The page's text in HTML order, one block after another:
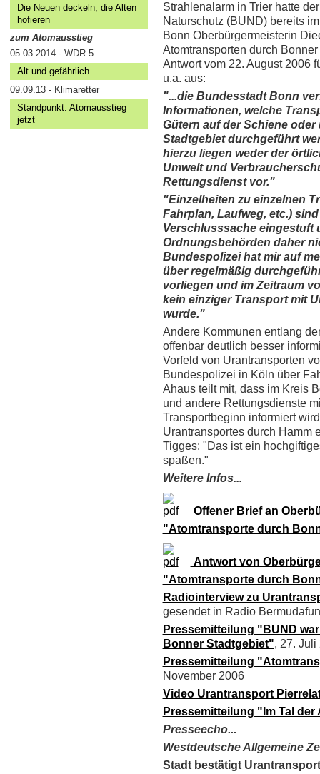
Die Neuen deckeln, die Alten
hofieren
zum Atomausstieg
05.03.2014 - WDR 5
Alt und gefährlich
09.09.13 - Klimaretter
Standpunkt: Atomausstieg
jetzt
Strahlenalarm in Trier hatte
Naturschutz (BUND) bereits
Bonn Oberbürgermeisterin
Atomtransporten durch
Antwort vom 22. August 2006
u.a. aus:
"...die Bundesstadt Bonn
Informationen, welche
Gütern auf der Schiene
Stadtgebiet durchgeführt
hierzu liegen weder der
Umwelt und
Rettungsdienst vor."
"Einzelheiten zu einzelnen
Fahrplan, Laufweg, etc.)
Verschlusssache eingestuft
Ordnungsbehörden daher
Bundespolizei hat mir auf
über regelmäßig
vorliegen und im Zeitraum
kein einziger Transport mit
wurde."
Andere Kommunen entlang
offenbar deutlich besser
Vorfeld von Urantransporten
Bundespolizei in Köln über
Ahaus teilt mit, dass im Kreis
und andere Rettungsdienste
Transportbeginn informiert
Urantransportes durch Hamm
Tigges: "Das ist ein
spaßen."
Weitere Infos...
Offener Brief an
"Atomtransporte durch
Antwort von
"Atomtransporte durch
Radiointerview zu
gesendet in Radio
Pressemitteilung "BUND
Bonner Stadtgebiet", 27. Juli
Pressemitteilung
November 2006
Video Urantransport
Pressemitteilung "Im Tal
Presseecho...
Westdeutsche Allgemeine
Stadt bestätigt